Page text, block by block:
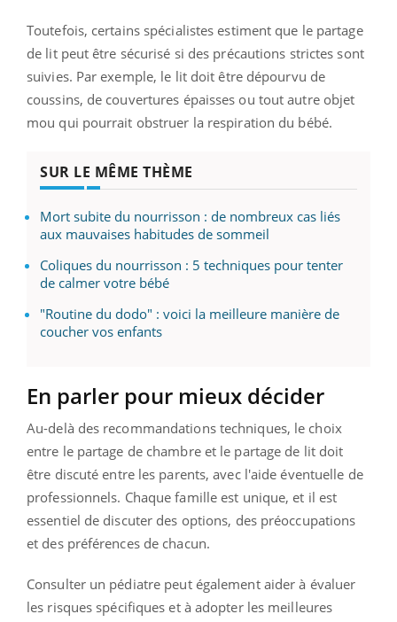
Toutefois, certains spécialistes estiment que le partage
de lit peut être sécurisé si des précautions strictes sont
suivies. Par exemple, le lit doit être dépourvu de
coussins, de couvertures épaisses ou tout autre objet
mou qui pourrait obstruer la respiration du bébé.
SUR LE MÊME THÈME
Mort subite du nourrisson : de nombreux cas liés
aux mauvaises habitudes de sommeil
Coliques du nourrisson : 5 techniques pour tenter
de calmer votre bébé
"Routine du dodo" : voici la meilleure manière de
coucher vos enfants
En parler pour mieux décider
Au-delà des recommandations techniques, le choix
entre le partage de chambre et le partage de lit doit
être discuté entre les parents, avec l'aide éventuelle de
professionnels. Chaque famille est unique, et il est
essentiel de discuter des options, des préoccupations
et des préférences de chacun.
Consulter un pédiatre peut également aider à évaluer
les risques spécifiques et à adopter les meilleures